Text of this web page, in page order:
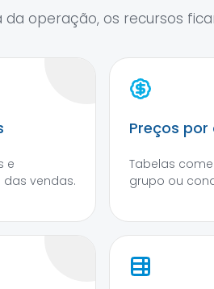
operação, os recursos
e
vendas.
Preços por
Tabelas
grupo ou